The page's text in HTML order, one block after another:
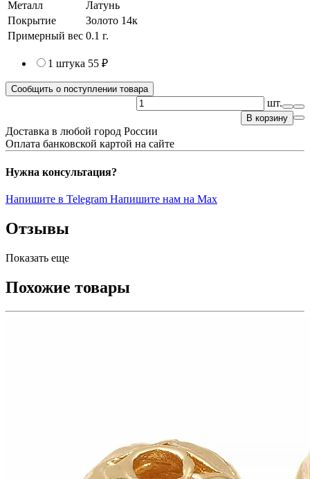
Металл
Латунь
Покрытие
Золото 14к
Примерный вес 0.1 г.
1 штука 55 ₽
Сообщить о поступлении товара
шт.
В корзину
Доставка в любой город России
Оплата банковской картой на сайте
Нужна консультация?
Напишите в Telegram Напишите нам на Max
Отзывы
Показать еще
Похожие товары